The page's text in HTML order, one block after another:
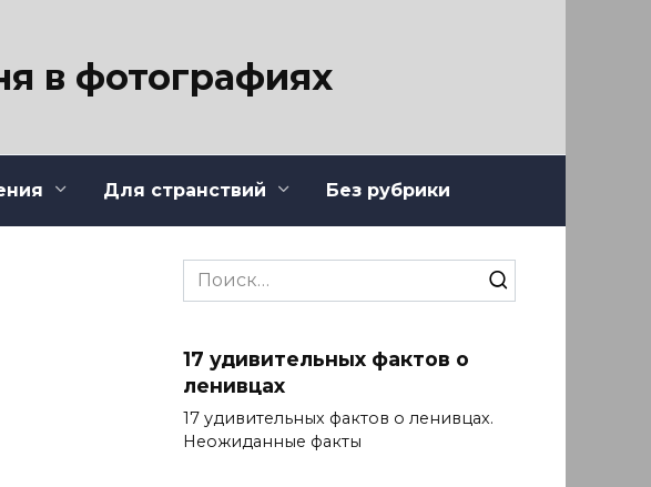
в фотографиях
Для странствий Без рубрики
Search
for:
17 удивительных фактов о
ленивцах
17 удивительных фактов о ленивцах.
Неожиданные факты